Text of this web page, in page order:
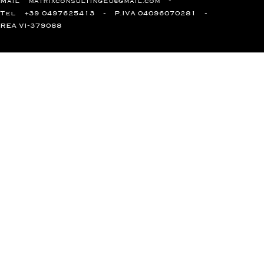
Tel +39 0497625413 P.IVA 04096070281
REA VI-379088